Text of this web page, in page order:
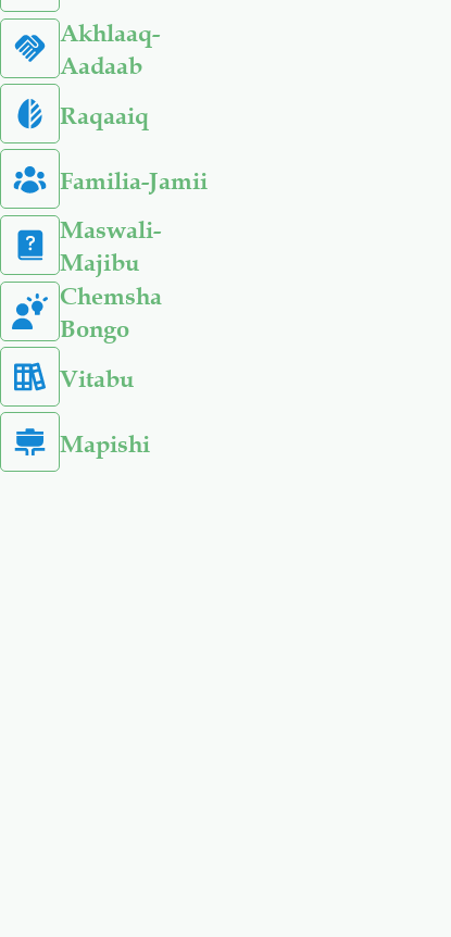
Akhlaaq-
Aadaab
Raqaaiq
Familia-Jamii
Maswali-
Majibu
Chemsha
Bongo
Vitabu
Mapishi